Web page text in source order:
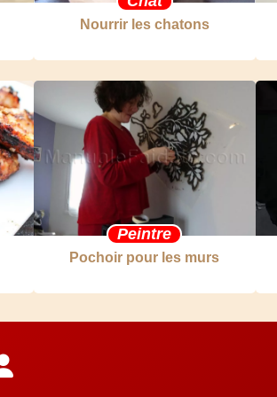
Nourrir les chatons
Peintre
Pochoir pour les murs